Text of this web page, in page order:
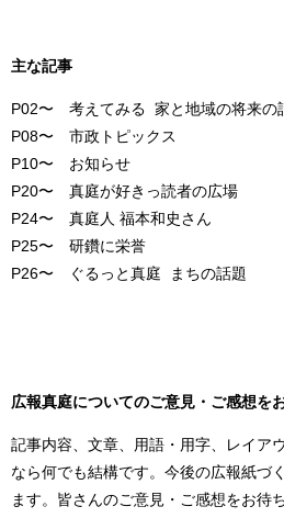
主な記事
P02〜 考えてみる 家と地域の将来の
P08〜 市政トピックス
P10〜 お知らせ
P20〜 真庭が好きっ読者の広場
P24〜 真庭人 福本和史さん
P25〜 研鑽に栄誉
P26〜 ぐるっと真庭 まちの話題
広報真庭についてのご意見・ご感想を
記事内容、文章、用語・用字、レイア
なら何でも結構です。今後の広報紙づ
ます。皆さんのご意見・ご感想をお待